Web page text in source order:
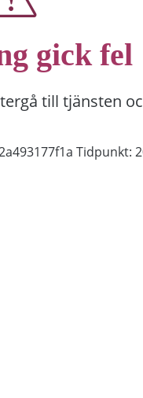
gick fel
till tjänsten
Tidpunkt: